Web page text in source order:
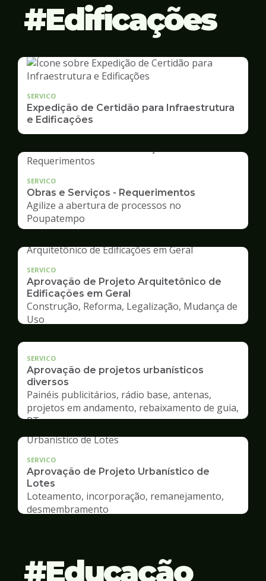
Edificações
SERVICO
Expedição de Certidão para Infraestrutura
e Edificações
SERVICO
Obras e Serviços - Requerimentos
Agilize a abertura de processos no
Poupatempo
SERVICO
Aprovação de Projeto Arquitetônico de
Edificações em Geral
Construção, Reforma, Legalização, Mudança de
Uso
SERVICO
Aprovação de projetos urbanísticos
diversos
Painéis publicitários, rádio base, antenas,
projetos em andamento, rebaixamento de guia,
RT
SERVICO
Aprovação de Projeto Urbanístico de
Lotes
Loteamento, incorporação, remanejamento,
desmembramento
Educação